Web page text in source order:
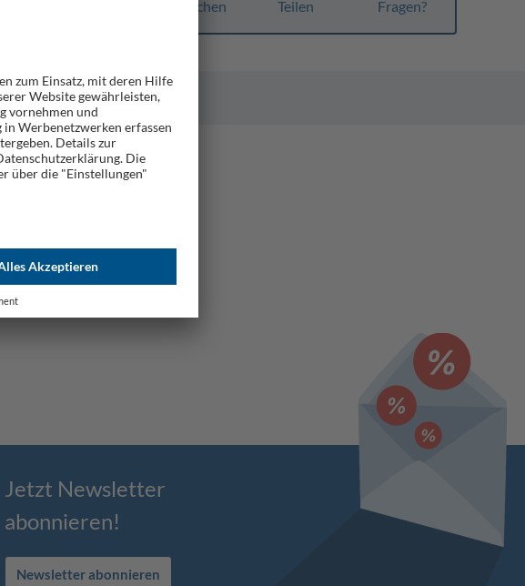
Vergleichen Teilen Fragen?
Jetzt Newsletter
abonnieren!
Newsletter abonnieren